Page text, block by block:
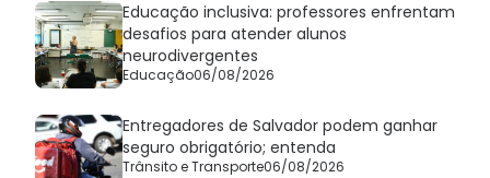
Educação inclusiva: professores enfrentam
desafios para atender alunos
neurodivergentes
Educação06/08/2026
Entregadores de Salvador podem ganhar
seguro obrigatório; entenda
Trânsito e Transporte06/08/2026